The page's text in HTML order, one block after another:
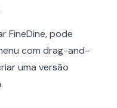
FineDine, pode
com drag-and-
uma versão